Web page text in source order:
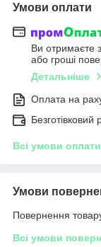
Умови оплати
Ви отримаєте
або гроші
Детальніше
Оплата на
Безготівковий
Всі умови оплати
Умови
Повернення
Всі умови